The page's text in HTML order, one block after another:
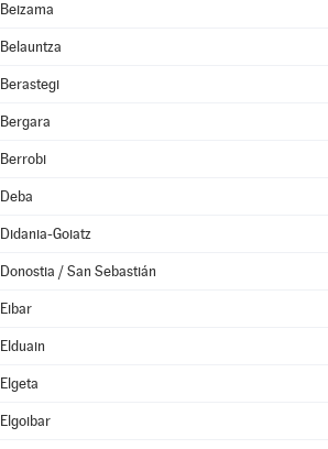
Beizama
Belauntza
Berastegi
Bergara
Berrobi
Deba
Didania-Goiatz
Donostia / San Sebastián
Eibar
Elduain
Elgeta
Elgoibar